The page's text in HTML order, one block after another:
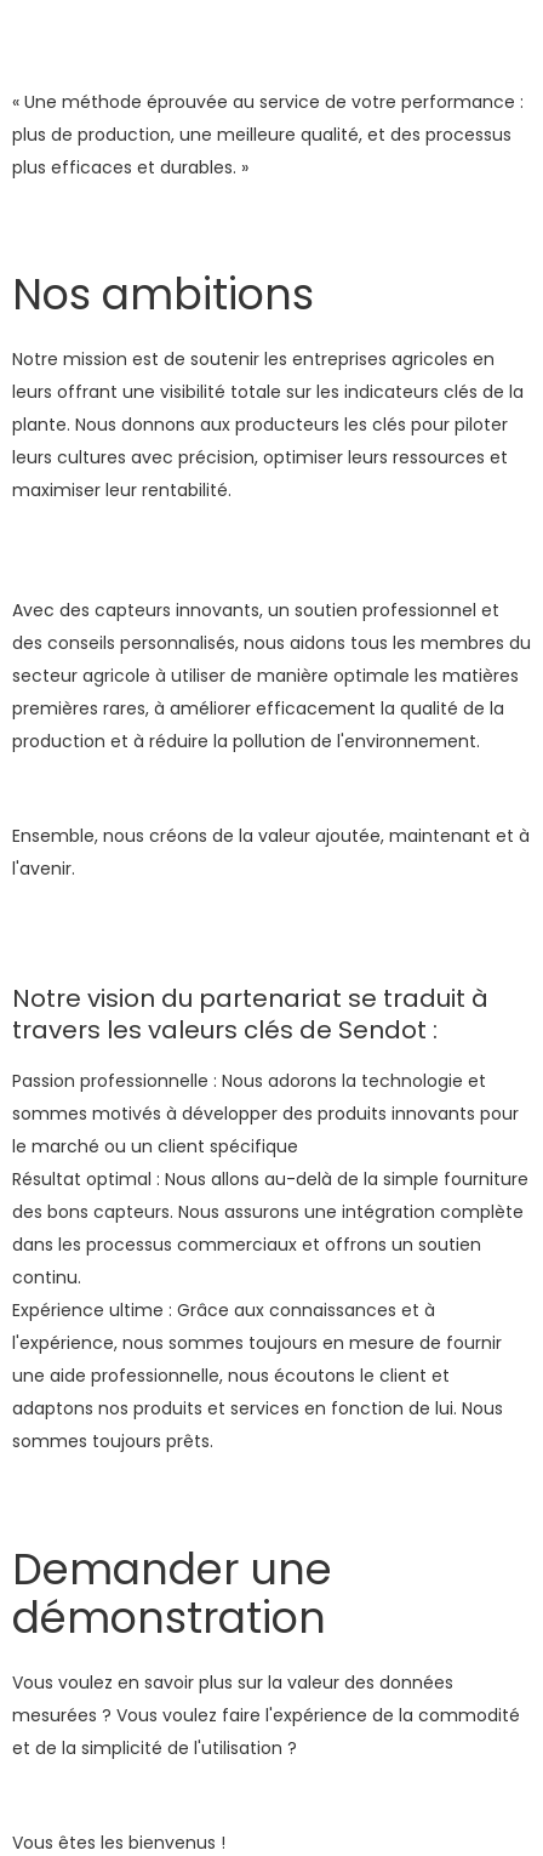
« Une méthode éprouvée au service de votre performance :
plus de production, une meilleure qualité, et des processus
plus efficaces et durables. »
Nos ambitions
Notre mission est de soutenir les entreprises agricoles en
leurs offrant une visibilité totale sur les indicateurs clés de la
plante. Nous donnons aux producteurs les clés pour piloter
leurs cultures avec précision, optimiser leurs ressources et
maximiser leur rentabilité.
Avec des capteurs innovants, un soutien professionnel et
des conseils personnalisés, nous aidons tous les membres du
secteur agricole à utiliser de manière optimale les matières
premières rares, à améliorer efficacement la qualité de la
production et à réduire la pollution de l'environnement.
Ensemble, nous créons de la valeur ajoutée, maintenant et à
l'avenir.
Notre vision du partenariat se traduit à
travers les valeurs clés de Sendot :
Passion professionnelle : Nous adorons la technologie et
sommes motivés à développer des produits innovants pour
le marché ou un client spécifique
Résultat optimal : Nous allons au-delà de la simple fourniture
des bons capteurs. Nous assurons une intégration complète
dans les processus commerciaux et offrons un soutien
continu.
Expérience ultime : Grâce aux connaissances et à
l'expérience, nous sommes toujours en mesure de fournir
une aide professionnelle, nous écoutons le client et
adaptons nos produits et services en fonction de lui. Nous
sommes toujours prêts.
Demander une
démonstration
Vous voulez en savoir plus sur la valeur des données
mesurées ? Vous voulez faire l'expérience de la commodité
et de la simplicité de l'utilisation ?
Vous êtes les bienvenus !